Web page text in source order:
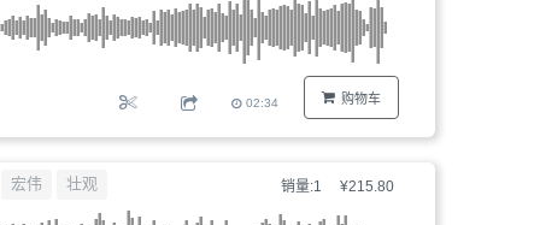
购物车
02:34
销量:1 ¥215.80
宏伟 壮观